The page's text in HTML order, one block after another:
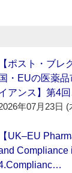
【ポスト・ブレ
国・EUの医薬
アンス】第4
年07月23日 (
【UK–EU
Compliance